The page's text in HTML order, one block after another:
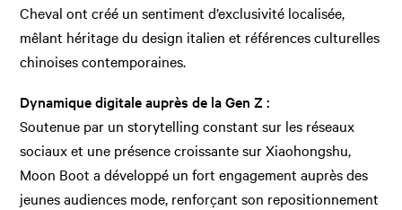
Cheval ont créé un sentiment d’exclusivité localisée,
mêlant héritage du design italien et références culturelles
chinoises contemporaines.
Dynamique digitale auprès de la Gen Z :
Soutenue par un storytelling constant sur les réseaux
sociaux et une présence croissante sur Xiaohongshu,
Moon Boot a développé un fort engagement auprès des
jeunes audiences mode, renforçant son repositionnement